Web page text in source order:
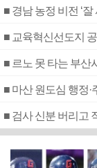
■ 경남 농정 비전 ‘
■ 교육혁신선도지
■ 르노 못 타는 부산
■ 마산 원도심 행정